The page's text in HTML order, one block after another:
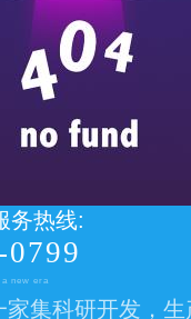
务热线:
a new era
集科研开发，